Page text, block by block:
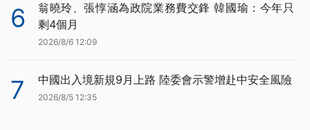
6
翁曉玲、張惇涵為政院業務費交鋒 韓國瑜：今年只
剩4個月
2026/8/6 12:09
7 中國出入境新規9月上路 陸委會示警增赴中安全風險
2026/8/5 12:35